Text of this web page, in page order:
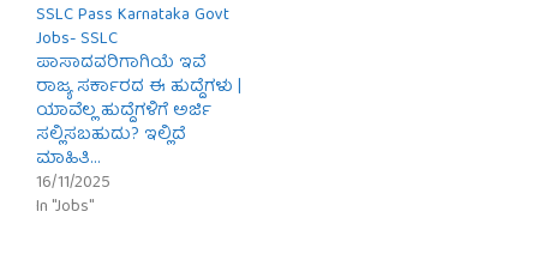
SSLC Pass Karnataka Govt
Jobs- SSLC
ಪಾಸಾದವರಿಗಾಗಿಯೆ ಇವೆ
ರಾಜ್ಯ ಸರ್ಕಾರದ ಈ ಹುದ್ದೆಗಳು |
ಯಾವೆಲ್ಲ ಹುದ್ದೆಗಳಿಗೆ ಅರ್ಜಿ
ಸಲ್ಲಿಸಬಹುದು? ಇಲ್ಲಿದೆ
ಮಾಹಿತಿ…
16/11/2025
In "Jobs"